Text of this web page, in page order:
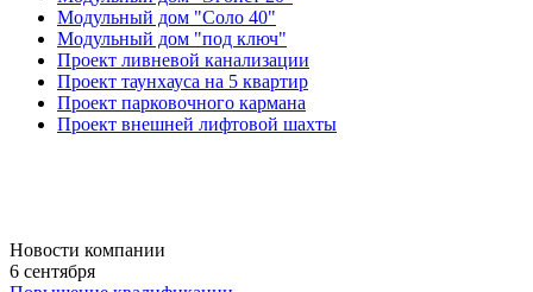
Модульный дом "Соло 40"
Модульный дом "под ключ"
Проект ливневой канализации
Проект таунхауса на 5 квартир
Проект парковочного кармана
Проект внешней лифтовой шахты
Новости компании
6 сентября